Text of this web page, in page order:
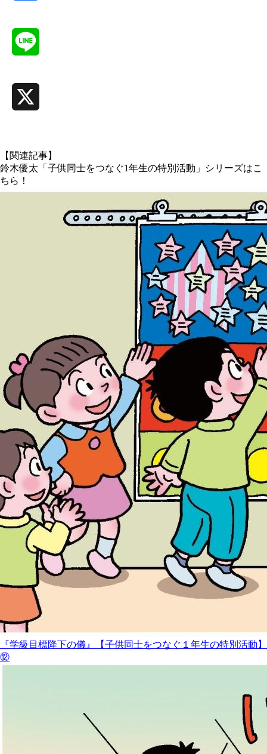
【関連記事】
鈴木優太「子供同士をつなぐ1年生の特別活動」シリーズはこ
ちら！
『学級目標降下の儀』【子供同士をつなぐ１年生の特別活動】
⑫